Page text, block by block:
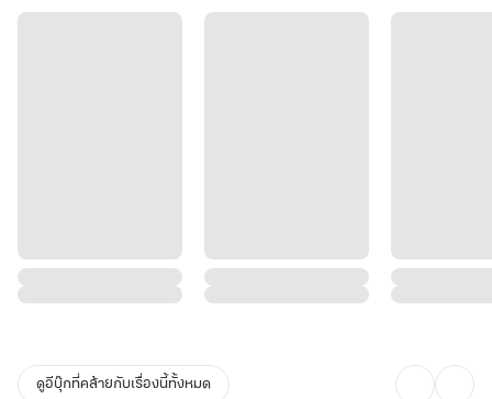
ดูอีบุ๊กที่คล้ายกับเรื่องนี้ทั้งหมด